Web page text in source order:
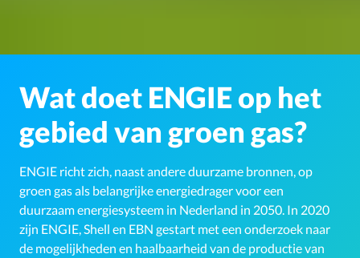
Wat doet ENGIE op het
gebied van groen gas?
ENGIE richt zich, naast andere duurzame bronnen, op
groen gas als belangrijke energiedrager voor een
duurzaam energiesysteem in Nederland in 2050. In 2020
zijn ENGIE, Shell en EBN gestart met een onderzoek naar
de mogelijkheden en haalbaarheid van de productie van